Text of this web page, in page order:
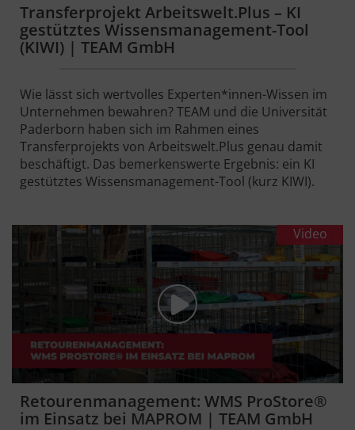
Transferprojekt Arbeitswelt.Plus – KI
gestütztes Wissensmanagement-Tool
(KIWI) | TEAM GmbH
Wie lässt sich wertvolles Experten*innen-Wissen im
Unternehmen bewahren? TEAM und die Universität
Paderborn haben sich im Rahmen eines
Transferprojekts von Arbeitswelt.Plus genau damit
beschäftigt. Das bemerkenswerte Ergebnis: ein KI
gestütztes Wissensmanagement-Tool (kurz KIWI).
Video
Retourenmanagement: WMS ProStore®
im Einsatz bei MAPROM | TEAM GmbH